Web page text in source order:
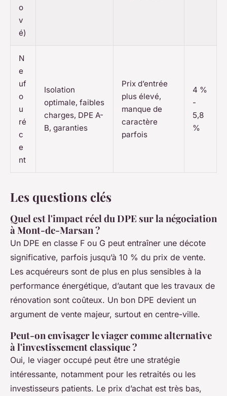
o
v
é)
N
e
uf
o
u
ré
c
e
nt
Isolation
optimale, faibles
charges, DPE A-
B, garanties
Prix d’entrée
plus élevé,
manque de
caractère
parfois
4 %
-
5,8
%
Les questions clés
Quel est l'impact réel du DPE sur la négociation
à Mont-de-Marsan ?
Un DPE en classe F ou G peut entraîner une décote
significative, parfois jusqu’à 10 % du prix de vente.
Les acquéreurs sont de plus en plus sensibles à la
performance énergétique, d’autant que les travaux de
rénovation sont coûteux. Un bon DPE devient un
argument de vente majeur, surtout en centre-ville.
Peut-on envisager le viager comme alternative
à l'investissement classique ?
Oui, le viager occupé peut être une stratégie
intéressante, notamment pour les retraités ou les
investisseurs patients. Le prix d’achat est très bas,